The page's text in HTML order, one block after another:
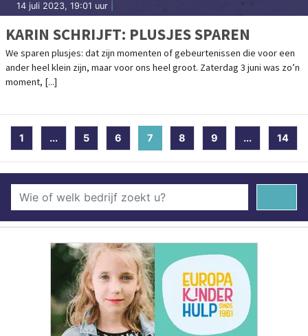
14 juli 2023, 19:01 uur
KARIN SCHRIJFT: PLUSJES SPAREN
We sparen plusjes: dat zijn momenten of gebeurtenissen die voor een
ander heel klein zijn, maar voor ons heel groot. Zaterdag 3 juni was zo’n
moment, [...]
1 ... 5 6 7 (current)
8 9 ... 14